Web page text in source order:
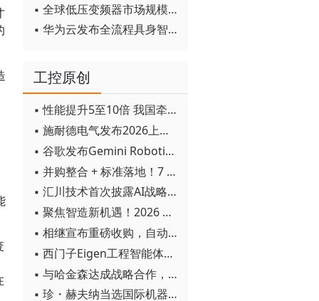
▪ 全球低压变频器市场规模2030年将超170亿美元
▪ 华为云发布全流程具身智能开发平台CloudRobo
工控原创
▪ 性能提升5至10倍 我国牵头制定的WiTSnet工业以太网国际标准正式发布
▪ 施耐德电气发布2026上半年可持续发展成绩单 "Impact 2030"路线图开局稳健
▪ 谷歌发布Gemini Robotics 2模型 实现人形机器人全身智能控制突破
▪ 并购整合 + 标准落地！7 月工业自动化产业动态速递
▪ 汇川技术首次披露AI战略进展：从两个方面推动“AI业务化”落地
▪ 聚焦智造新机遇！2026 青岛数字化及智能制造技术论坛圆满落幕
▪ 相继宣布重磅收购，自动化巨头新一轮并购潮剑指何方？
▪ 西门子Eigen工程智能体落地中国，工业AI跨越物理世界“确定性”拐点
▪ 与哈金森达成战略合作，乐聚机器人何以持续获得工业巨头青睐？
▪ 珍・赫夫纳当选国际机器人联合会新任主席